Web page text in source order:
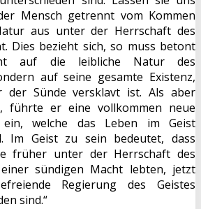
Mensch getrennt vom Kommen
aus unter der Herrschaft des
Dies bezieht sich, so muss betont
auf die leibliche Natur des
auf seine gesamte Existenz,
der Sünde versklavt ist. Als aber
führte er eine vollkommen neue
ein, welche das Leben im Geist
Im Geist zu sein bedeutet, dass
früher unter der Herrschaft des
einer sündigen Macht lebten, jetzt
Regierung des Geistes
sind.“